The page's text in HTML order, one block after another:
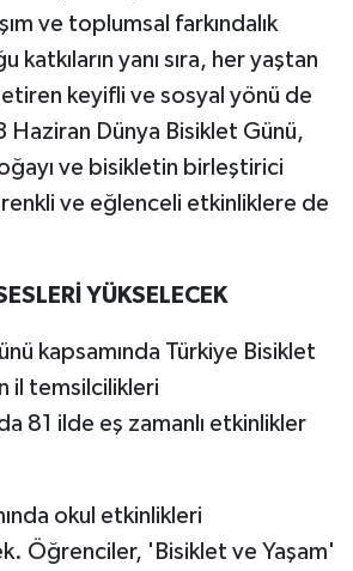
ve toplumsal farkındalık
katkıların yanı sıra, her yaştan
keyifli ve sosyal yönü de
Haziran Dünya Bisiklet Günü,
ve bisikletin birleştirici
ve eğlenceli etkinliklere de
YÜKSELECEK
kapsamında Türkiye Bisiklet
il temsilcilikleri
81 ilde eş zamanlı etkinlikler
okul etkinlikleri
Öğrenciler, 'Bisiklet ve Yaşam'